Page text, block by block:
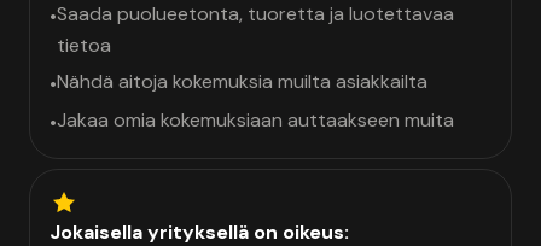
•Saada puolueetonta, tuoretta ja luotettavaa
tietoa
•Nähdä aitoja kokemuksia muilta asiakkailta
•Jakaa omia kokemuksiaan auttaakseen muita
Jokaisella yrityksellä on oikeus: